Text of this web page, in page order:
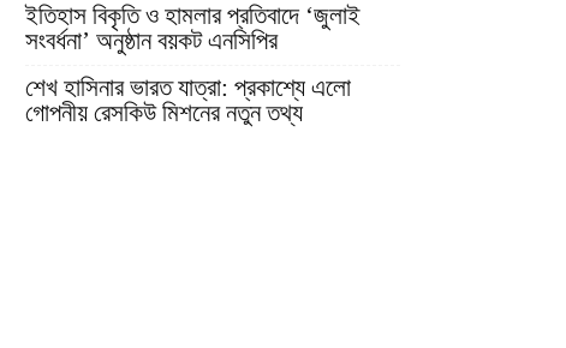
ইতিহাস বিকৃতি ও হামলার প্রতিবাদে ‘জুলাই
সংবর্ধনা’ অনুষ্ঠান বয়কট এনসিপির
শেখ হাসিনার ভারত যাত্রা: প্রকাশ্যে এলো
গোপনীয় রেসকিউ মিশনের নতুন তথ্য